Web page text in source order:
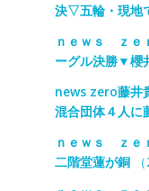
決▽五輪・現地
ｎｅｗｓ ｚｅ
ーグル決勝▼櫻
news zero藤井
混合団体４人に
ｎｅｗｓ ｚｅ
二階堂蓮が銅（